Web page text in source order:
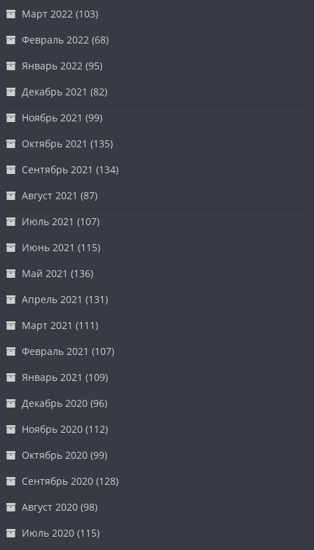
Март 2022 (103)
Февраль 2022 (68)
Январь 2022 (95)
Декабрь 2021 (82)
Ноябрь 2021 (99)
Октябрь 2021 (135)
Сентябрь 2021 (134)
Август 2021 (87)
Июль 2021 (107)
Июнь 2021 (115)
Май 2021 (136)
Апрель 2021 (131)
Март 2021 (111)
Февраль 2021 (107)
Январь 2021 (109)
Декабрь 2020 (96)
Ноябрь 2020 (112)
Октябрь 2020 (99)
Сентябрь 2020 (128)
Август 2020 (98)
Июль 2020 (115)